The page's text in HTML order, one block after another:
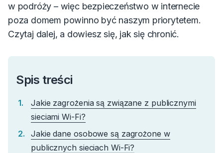
w podróży – więc bezpieczeństwo w internecie
poza domem powinno być naszym priorytetem.
Czytaj dalej, a dowiesz się, jak się chronić.
Spis treści
Jakie zagrożenia są związane z publicznymi
sieciami Wi-Fi?
Jakie dane osobowe są zagrożone w
publicznych sieciach Wi-Fi?